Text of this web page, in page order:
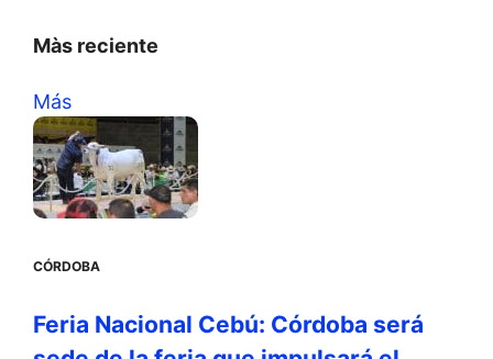
Màs reciente
Más
CÓRDOBA
Feria Nacional Cebú: Córdoba será